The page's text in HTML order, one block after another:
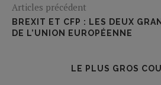
Articles précédent
BREXIT ET CFP : LES DEUX
DE L’UNION EUROPÉENNE
LE PLUS GROS